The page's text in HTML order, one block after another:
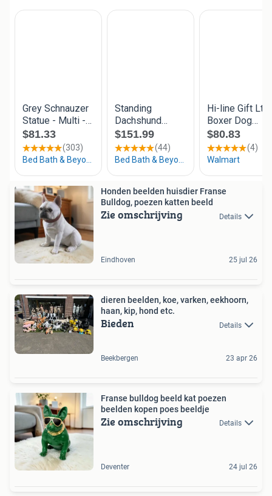
Honden beelden huisdier Franse
Bulldog, poezen katten beeld
Zie omschrijving Details
Eindhoven 25 jul 26
dieren beelden, koe, varken, eekhoorn,
haan, kip, hond etc.
Bieden Details
Beekbergen 23 apr 26
Franse bulldog beeld kat poezen
beelden kopen poes beeldje
Zie omschrijving Details
Deventer 24 jul 26